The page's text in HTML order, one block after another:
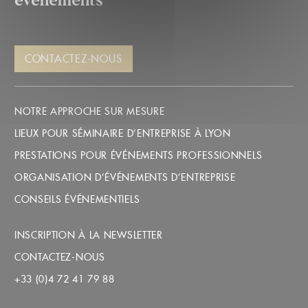
CONTACTEZ-NOUS
NOTRE APPROCHE SUR MESURE
LIEUX POUR SÉMINAIRE D’ENTREPRISE À LYON
PRESTATIONS POUR ÉVÉNEMENTS PROFESSIONNELS
ORGANISATION D’ÉVÉNEMENTS D’ENTREPRISE
CONSEILS ÉVÉNEMENTIELS
INSCRIPTION À LA NEWSLETTER
CONTACTEZ-NOUS
+33 (0)4 72 41 79 88